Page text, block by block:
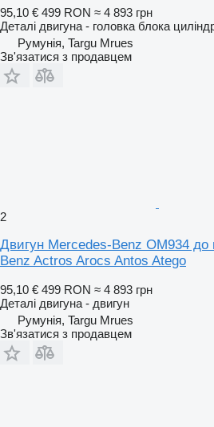
95,10 € 499 RON ≈ 4 893 грн
Деталі двигуна - головка блока
Румунія, Targu Mrues
Зв'язатися з продавцем
2
Двигун Mercedes-Benz OM934 до
Benz Actros Arocs Antos Atego
95,10 € 499 RON ≈ 4 893 грн
Деталі двигуна - двигун
Румунія, Targu Mrues
Зв'язатися з продавцем